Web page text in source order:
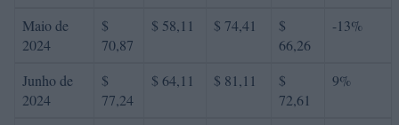
Maio de
2024
$
70,87
$ 58,11 $ 74,41
$
66,26
-13%
Junho de
2024
$
77,24
$ 64,11 $ 81,11
$
72,61
9%